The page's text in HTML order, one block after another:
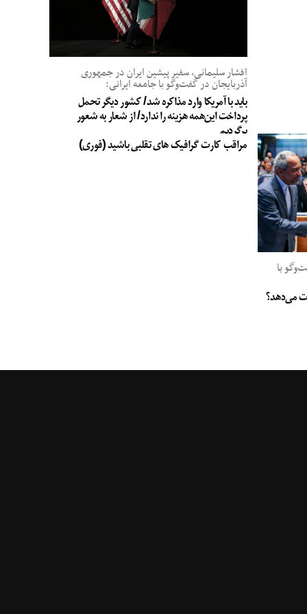
افشار سلیمانی، سفیر پیشین ایران در جمهوری
آذربایجان در گفت‌وگو با جامعه ایرانی:
باید با آمریکا وارد مذاکره شد/ کشور دیگر تحمل
پرداخت این‌همه هزینه را ندارد/ از شعار به شعور
برگردیم
با
می‌دهد؟
مراقب کارت گرافیک های تقلبی باشید (فوری)